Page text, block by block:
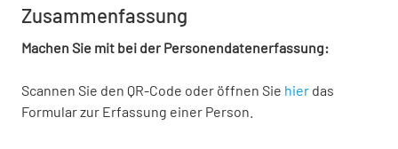
Zusammenfassung
Machen Sie mit bei der Personendatenerfassung:
Scannen Sie den QR-Code oder öffnen Sie hier das
Formular zur Erfassung einer Person.